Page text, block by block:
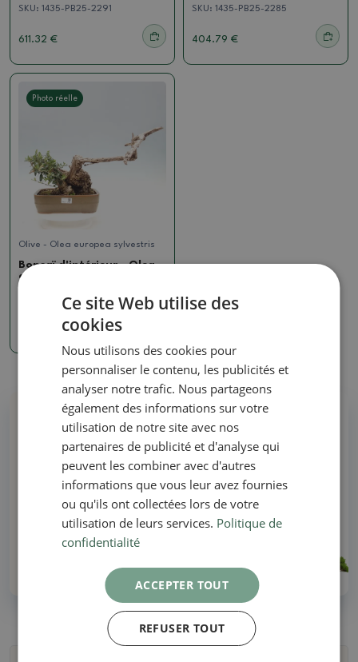
SKU: 1435-PB25-2291
611.32 €
SKU: 1435-PB25-2285
404.79 €
Photo réelle
Olive - Olea europea sylvestris
Bonsaï d'intérieur - Olea
europaea sylvestris
1426-PB25-2185
Pourquoi acheter chez nous ?
Tous en stock - pas de photos d'illustration
Livraison dans les 48 heures
Ce site Web utilise des
cookies
Nous utilisons des cookies pour
personnaliser le contenu, les publicités et
analyser notre trafic. Nous partageons
également des informations sur votre
utilisation de notre site avec nos
partenaires de publicité et d'analyse qui
peuvent les combiner avec d'autres
informations que vous leur avez fournies
ou qu'ils ont collectées lors de votre
utilisation de leurs services. Politique de
confidentialité
ACCEPTER TOUT
REFUSER TOUT